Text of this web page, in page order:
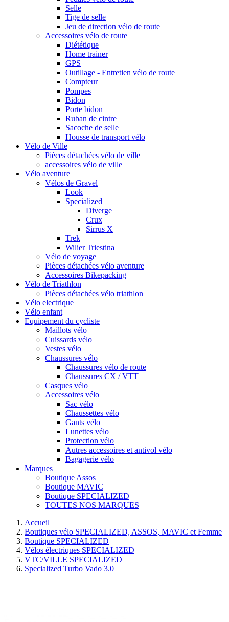
Selle
Tige de selle
Jeu de direction vélo de route
Accessoires vélo de route
Diététique
Home trainer
GPS
Outillage - Entretien vélo de route
Compteur
Pompes
Bidon
Porte bidon
Ruban de cintre
Sacoche de selle
Housse de transport vélo
Vélo de Ville
Pièces détachées vélo de ville
accessoires vélo de ville
Vélo aventure
Vélos de Gravel
Look
Specialized
Diverge
Crux
Sirrus X
Trek
Wilier Triestina
Vélo de voyage
Pièces détachées vélo aventure
Accessoires Bikepacking
Vélo de Triathlon
Pièces détachées vélo triathlon
Vélo electrique
Vélo enfant
Equipement du cycliste
Maillots vélo
Cuissards vélo
Vestes vélo
Chaussures vélo
Chaussures vélo de route
Chaussures CX / VTT
Casques vélo
Accessoires vélo
Sac vélo
Chaussettes vélo
Gants vélo
Lunettes vélo
Protection vélo
Autres accessoires et antivol vélo
Bagagerie vélo
Marques
Boutique Assos
Boutique MAVIC
Boutique SPECIALIZED
TOUTES NOS MARQUES
Accueil
Boutiques vélo SPECIALIZED, ASSOS, MAVIC et Femme
Boutique SPECIALIZED
Vélos électriques SPECIALIZED
VTC/VILLE SPECIALIZED
Specialized Turbo Vado 3.0